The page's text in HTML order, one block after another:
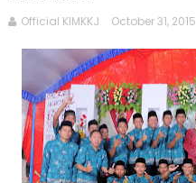
Official KIMKKJ October 31, 2015